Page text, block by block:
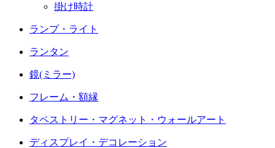
掛け時計
ランプ・ライト
ランタン
鏡(ミラー)
フレーム・額縁
タペストリー・マグネット・ウォールアート
ディスプレイ・デコレーション